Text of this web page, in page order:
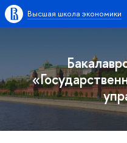
Высшая школа экономики